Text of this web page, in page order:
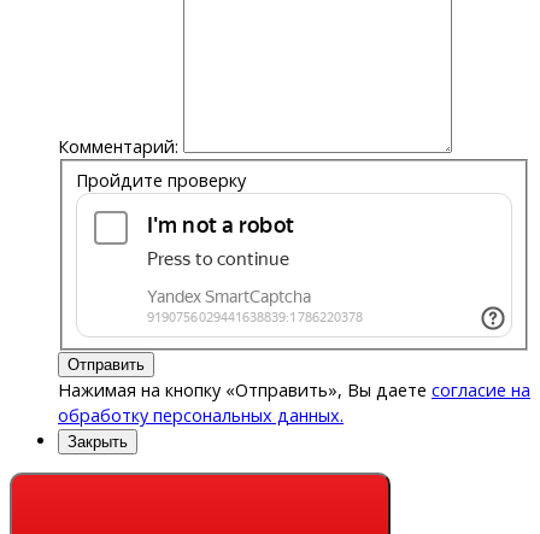
Комментарий:
Пройдите проверку
Отправить
Нажимая на кнопку «Отправить», Вы даете согласие на
обработку персональных данных.
Закрыть